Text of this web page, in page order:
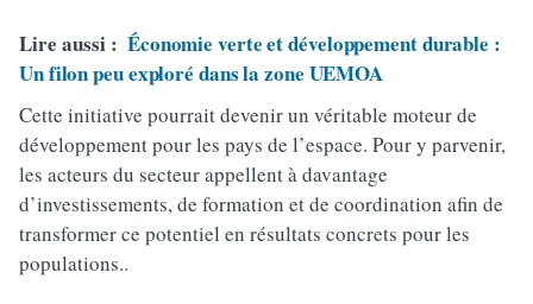
Lire aussi : Économie verte et développement durable :
Un filon peu exploré dans la zone UEMOA
Cette initiative pourrait devenir un véritable moteur de
développement pour les pays de l’espace. Pour y parvenir,
les acteurs du secteur appellent à davantage
d’investissements, de formation et de coordination afin de
transformer ce potentiel en résultats concrets pour les
populations..